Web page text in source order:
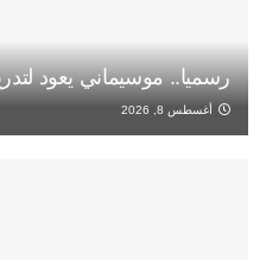
رسميا.. موسيماني يعود
أغسطس 8, 2026